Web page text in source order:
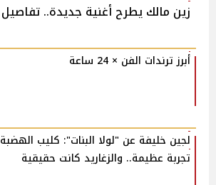
زين مالك يطرح أغنية جديدة.. تفاصيل
أبرز ترندات الفن × 24 ساعة
لجين خليفة عن "لولا البنات": كليب الهضبة
تجربة عظيمة.. والزغاريد كانت حقيقية